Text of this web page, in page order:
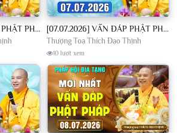
[06.07.2026] VẤN ĐÁP PHẬT PHÁP - Nghe Thầy giảng Pháp mỗi ngày CÔNG ĐỨC VÔ LƯỢNG│TT. Thích Đạo Thịnh [07.07.2026] VẤN ĐÁP PHẬT PHÁP - Nghe Thầy giảng Pháp mỗi ngày CÔNG ĐỨC VÔ LƯỢNG│TT. Thích Đạo Thịnh
Thượng Toạ Thích Đạo Thịnh
10 lượt xem